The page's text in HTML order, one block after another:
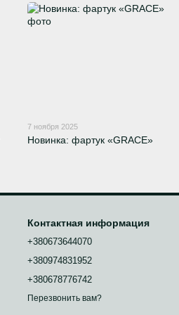
7 ноября 2025
Новинка: фартук «GRACE»
Контактная информация
+380673644070
+380974831952
+380678776742
Перезвонить вам?